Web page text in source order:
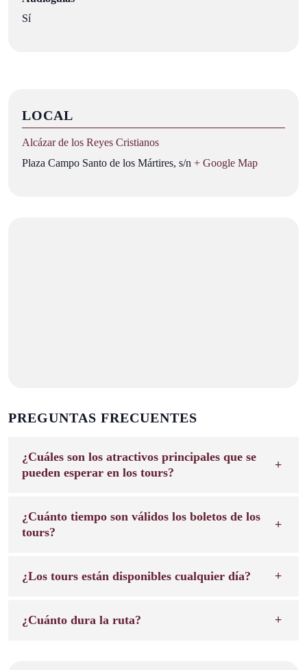
Sí
LOCAL
Alcázar de los Reyes Cristianos
Plaza Campo Santo de los Mártires, s/n + Google Map
PREGUNTAS FRECUENTES
¿Cuáles son los atractivos principales que se
pueden esperar en los tours?
¿Cuánto tiempo son válidos los boletos de los
tours?
¿Los tours están disponibles cualquier día?
¿Cuánto dura la ruta?